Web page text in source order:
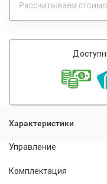
Рассчитываем
Характеристики
Управление
Комплектация